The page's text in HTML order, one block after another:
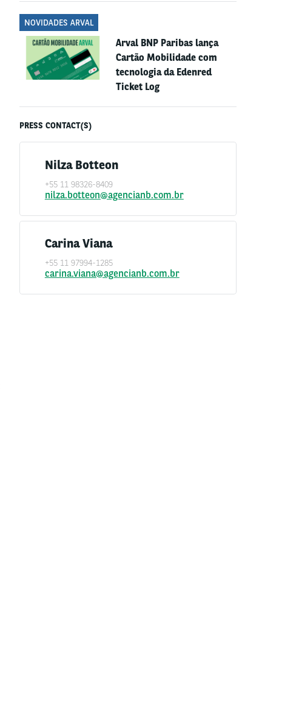
NOVIDADES ARVAL
Arval BNP Paribas lança
Cartão Mobilidade com
tecnologia da Edenred
Ticket Log
PRESS CONTACT(S)
Nilza Botteon
+55 11 98326-8409
nilza.botteon@agencianb.com.br
Carina Viana
+55 11 97994-1285
carina.viana@agencianb.com.br